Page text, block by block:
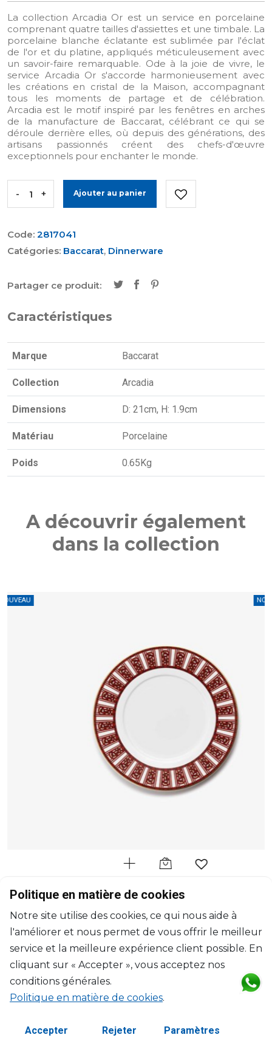
La collection Arcadia Or est un service en porcelaine
comprenant quatre tailles d'assiettes et une timbale. La
porcelaine blanche éclatante est sublimée par l'éclat
de l'or et du platine, appliqués méticuleusement avec
un savoir-faire remarquable. Ode à la joie de vivre, le
service Arcadia Or s'accorde harmonieusement avec
les créations en cristal de la Maison, accompagnant
tous les moments de partage et de célébration.
Arcadia est le motif inspiré par les fenêtres en arches
de la manufacture de Baccarat, célébrant ce qui se
déroule derrière elles, où depuis des générations, des
artisans passionnés créent des chefs-d'œuvre
exceptionnels pour enchanter le monde.
- + Ajouter au panier
Code: 2817041
Catégories: Baccarat, Dinnerware
Partager ce produit:
Caractéristiques
Marque Baccarat
Collection Arcadia
Dimensions D: 21cm, H: 1.9cm
Matériau Porcelaine
Poids 0.65Kg
A découvrir également
dans la collection
NOUVEAU
BACCARAT
Coffret de 2 assiettes à dessert rouge (par pièce)
D: 21cm, H: 1.8cm
$304
Politique en matière de cookies
Notre site utilise des cookies, ce qui nous aide à
l'améliorer et nous permet de vous offrir le meilleur
service et la meilleure expérience client possible. En
cliquant sur « Accepter », vous acceptez nos
conditions générales.
Politique en matière de cookies.
Accepter Rejeter Paramètres